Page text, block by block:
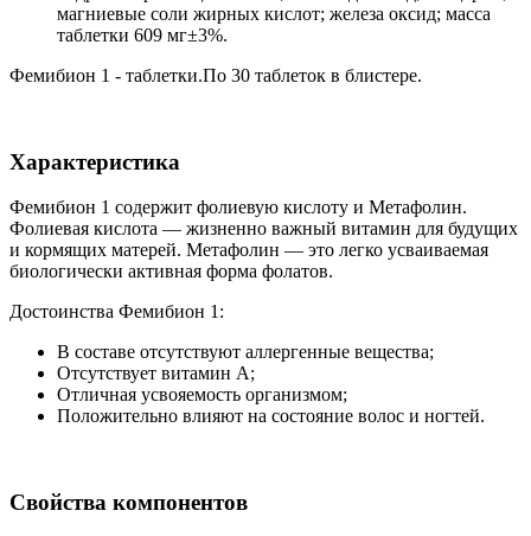
магниевые соли жирных кислот; железа оксид; масса
таблетки 609 мг±3%.
Фемибион 1 - таблетки.По 30 таблеток в блистере.
Характеристика
Фемибион 1 содержит фолиевую кислоту и Метафолин.
Фолиевая кислота — жизненно важный витамин для будущих
и кормящих матерей. Метафолин — это легко усваиваемая
биологически активная форма фолатов.
Достоинства Фемибион 1:
В составе отсутствуют аллергенные вещества;
Отсутствует витамин А;
Отличная усвояемость организмом;
Положительно влияют на состояние волос и ногтей.
Свойства компонентов